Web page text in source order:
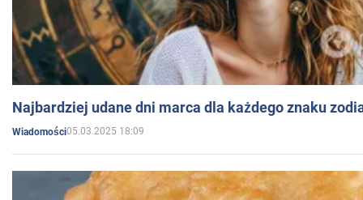
Najbardziej udane dni marca dla każdego znaku
Wiadomości05.03.2025 18:09